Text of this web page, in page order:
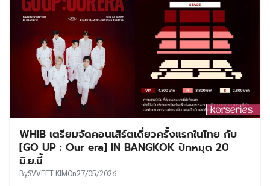
WHIB เตรียมจัดคอนเสิร์ตเดี่ยวครั้งแรกในไทย กับ
[GO UP : Our era] IN BANGKOK ปักหมุด 20
มิ.ย.นี้
BySVVEET KIMOn27/05/2026